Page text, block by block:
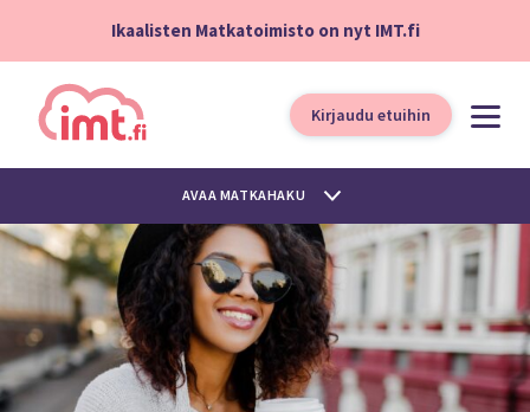
Ikaalisten Matkatoimisto on nyt IMT.fi
Kirjaudu etuihin
AVAA MATKAHAKU